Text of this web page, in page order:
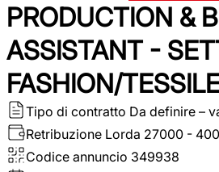
PRODUCTION &
ASSISTANT -
FASHION/
Tipo di contratto Da definire –
Retribuzione Lorda 27000 -
Codice annuncio 349938